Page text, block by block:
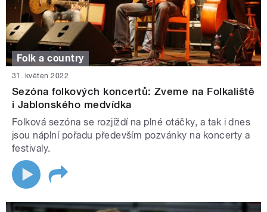
Folk a country
31. květen 2022
Sezóna folkových koncertů: Zveme na Folkaliště
i Jablonského medvídka
Folková sezóna se rozjíždí na plné otáčky, a tak i dnes
jsou náplní pořadu především pozvánky na koncerty a
festivaly.